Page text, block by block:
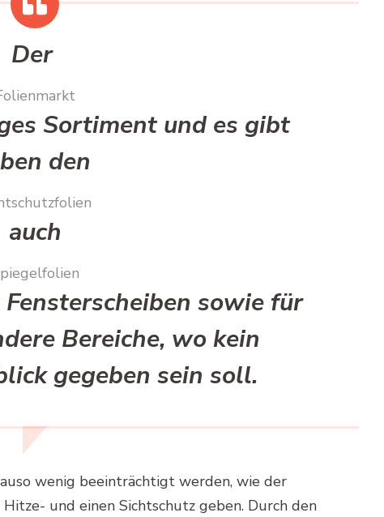
Der
Sortiment und es gibt
den
auch
sowie für
Bereiche, wo kein
gegeben sein soll.
wenig beeinträchtigt werden, wie der
Hitze- und einen Sichtschutz geben. Durch den